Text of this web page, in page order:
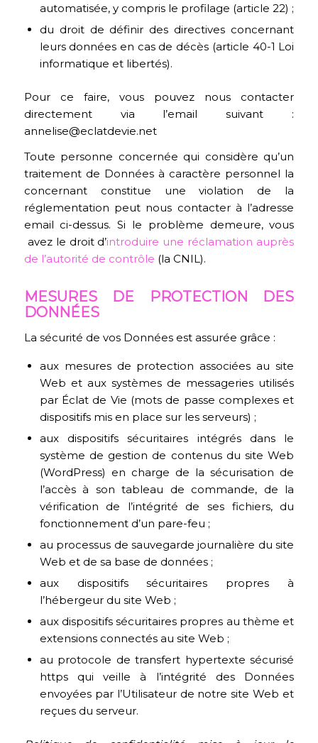
automatisée, y compris le profilage (article 22) ;
du droit de définir des directives concernant
leurs données en cas de décès (article 40-1 Loi
informatique et libertés).
Pour ce faire, vous pouvez nous contacter
directement via l’email suivant :
annelise@eclatdevie.net
Toute personne concernée qui considère qu’un
traitement de Données à caractère personnel la
concernant constitue une violation de la
réglementation peut nous contacter à l’adresse
email ci-dessus. Si le problème demeure, vous
avez le droit d’introduire une réclamation auprès
de l’autorité de contrôle (la CNIL).
MESURES DE PROTECTION DES
DONNÉES
La sécurité de vos Données est assurée grâce :
aux mesures de protection associées au site
Web et aux systèmes de messageries utilisés
par Éclat de Vie (mots de passe complexes et
dispositifs mis en place sur les serveurs) ;
aux dispositifs sécuritaires intégrés dans le
système de gestion de contenus du site Web
(WordPress) en charge de la sécurisation de
l’accès à son tableau de commande, de la
vérification de l’intégrité de ses fichiers, du
fonctionnement d’un pare-feu ;
au processus de sauvegarde journalière du site
Web et de sa base de données ;
aux dispositifs sécuritaires propres à
l’hébergeur du site Web ;
aux dispositifs sécuritaires propres au thème et
extensions connectés au site Web ;
au protocole de transfert hypertexte sécurisé
https qui veille à l’intégrité des Données
envoyées par l’Utilisateur de notre site Web et
reçues du serveur.